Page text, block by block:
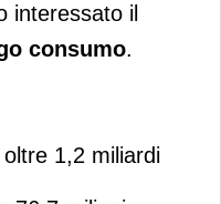
interessato il
consumo.
1,2 miliardi